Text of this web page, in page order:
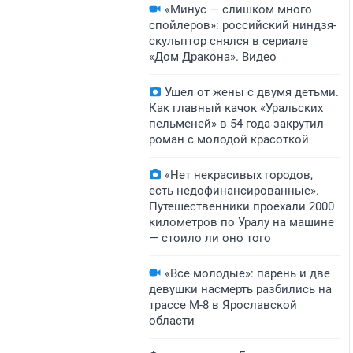
«Минус — слишком много
спойлеров»: российский ниндзя-
скульптор снялся в сериале
«Дом Дракона». Видео
Ушел от жены с двумя детьми.
Как главный качок «Уральских
пельменей» в 54 года закрутил
роман с молодой красоткой
«Нет некрасивых городов,
есть недофинансированные».
Путешественники проехали 2000
километров по Уралу на машине
— стоило ли оно того
«Все молодые»: парень и две
девушки насмерть разбились на
трассе М-8 в Ярославской
области